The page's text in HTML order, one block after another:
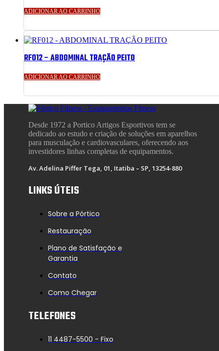
ADICIONAR AO CARRINHO
RF012 – ABDOMINAL TRAÇÃO PEITO
ADICIONAR AO CARRINHO
Desde 1972 a Portico Artigos Esportivos tem se
dedicado ao estudo e criação de soluções em aparelhos
para musculação e cardiovasculares, oferecendo aos
investidores linhas completas de equipamentos.
Av. Adelina Piffer Tega, 01, Itatiba – SP, 13254-880
LINKS ÚTEIS
Sobre a Pórtico
Restauração
Plano de Satisfação e
Garantia
Contato
Como Chegar
TELEFONES
11 4487-5500 - Fixo